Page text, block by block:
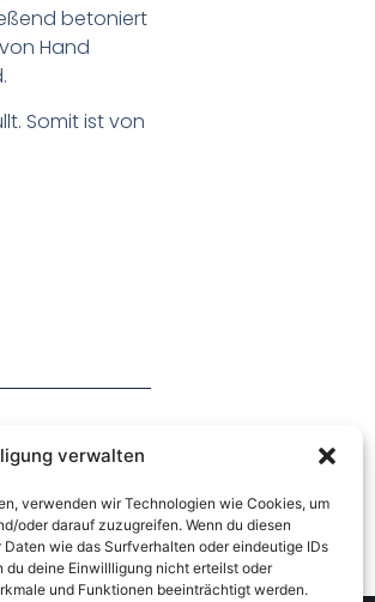
verwalten
verwenden wir Technologien wie Cookies, um
oder darauf zuzugreifen. Wenn du diesen
wie das Surfverhalten oder eindeutige IDs
du deine Einwillligung nicht erteilst oder
und Funktionen beeinträchtigt werden.
betoniert
Hand
Somit ist von
Beitrag